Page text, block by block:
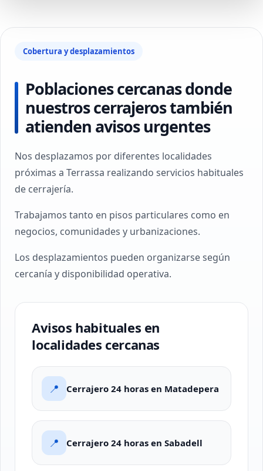
Cobertura y desplazamientos
Poblaciones cercanas donde
nuestros cerrajeros también
atienden avisos urgentes
Nos desplazamos por diferentes localidades
próximas a Terrassa realizando servicios habituales
de cerrajería.
Trabajamos tanto en pisos particulares como en
negocios, comunidades y urbanizaciones.
Los desplazamientos pueden organizarse según
cercanía y disponibilidad operativa.
Avisos habituales en
localidades cercanas
📍 Cerrajero 24 horas en Matadepera
📍 Cerrajero 24 horas en Sabadell